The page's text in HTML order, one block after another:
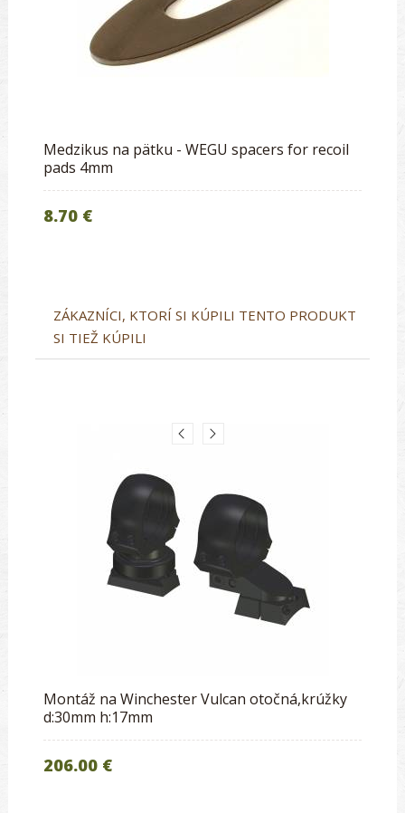
Medzikus na pätku - WEGU spacers for recoil
pads 4mm
8.70 €
ZÁKAZNÍCI, KTORÍ SI KÚPILI TENTO PRODUKT
SI TIEŽ KÚPILI
Montáž na Winchester Vulcan otočná,krúžky
d:30mm h:17mm
206.00 €